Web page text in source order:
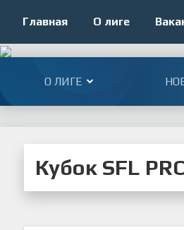
Главная О лиге
О ЛИГЕ
Кубок SFL